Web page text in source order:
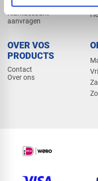
Klantaccount
aanvragen
OVER VOS
PRODUCTS
Contact
Over ons